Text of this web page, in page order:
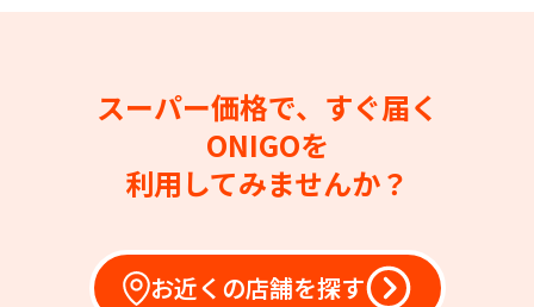
スーパー価格で、すぐ届く
ONIGOを
利用してみませんか？
お近くの店舗を探す